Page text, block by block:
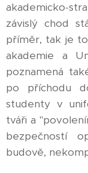
akademicko-
závislý chod
příměr, tak je
akademie a
poznamená
po příchodu
studenty v
tváři a
bezpečností
budově,